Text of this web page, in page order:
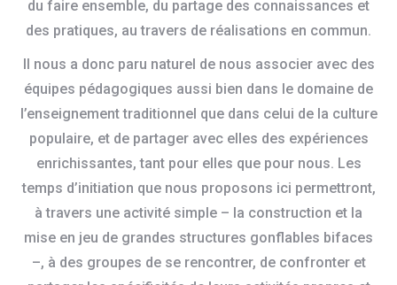
du faire ensemble, du partage des connaissances et
des pratiques, au travers de réalisations en commun.
Il nous a donc paru naturel de nous associer avec des
équipes pédagogiques aussi bien dans le domaine de
l’enseignement traditionnel que dans celui de la culture
populaire, et de partager avec elles des expériences
enrichissantes, tant pour elles que pour nous. Les
temps d’initiation que nous proposons ici permettront,
à travers une activité simple – la construction et la
mise en jeu de grandes structures gonflables bifaces
–, à des groupes de se rencontrer, de confronter et